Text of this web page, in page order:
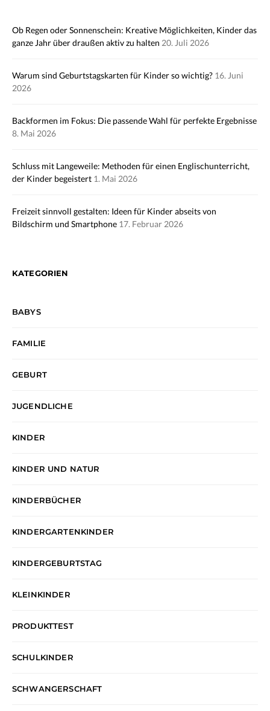
Ob Regen oder Sonnenschein: Kreative Möglichkeiten, Kinder das
ganze Jahr über draußen aktiv zu halten 20. Juli 2026
Warum sind Geburtstagskarten für Kinder so wichtig? 16. Juni
2026
Backformen im Fokus: Die passende Wahl für perfekte Ergebnisse
8. Mai 2026
Schluss mit Langeweile: Methoden für einen Englischunterricht,
der Kinder begeistert 1. Mai 2026
Freizeit sinnvoll gestalten: Ideen für Kinder abseits von
Bildschirm und Smartphone 17. Februar 2026
KATEGORIEN
BABYS
FAMILIE
GEBURT
JUGENDLICHE
KINDER
KINDER UND NATUR
KINDERBÜCHER
KINDERGARTENKINDER
KINDERGEBURTSTAG
KLEINKINDER
PRODUKTTEST
SCHULKINDER
SCHWANGERSCHAFT